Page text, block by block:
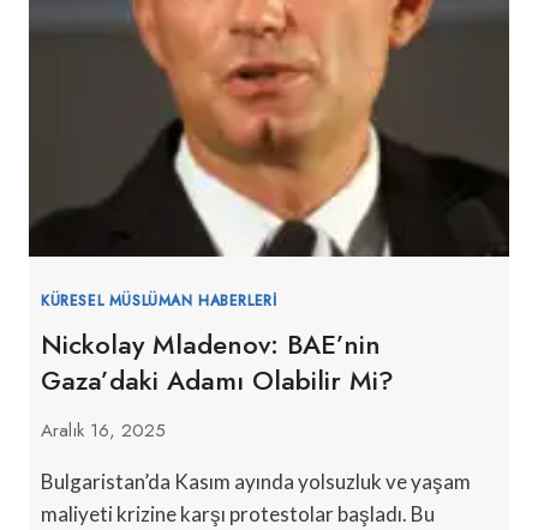
KÜRESEL MÜSLÜMAN HABERLERI
Nickolay Mladenov: BAE’nin
Gaza’daki Adamı Olabilir Mi?
Aralık 16, 2025
Bulgaristan’da Kasım ayında yolsuzluk ve yaşam
maliyeti krizine karşı protestolar başladı. Bu